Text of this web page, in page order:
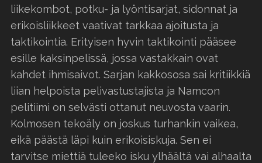
liikekombot, potku- ja lyöntisarjat, sidonnat ja
erikoisliikkeet vaativat tarkkaa ajoitusta ja
taktikointia. Erityisen hyvin taktikointi pääsee
esille kaksinpelissä, jossa vastakkain ovat
kahdet ihmisaivot. Sarjan kakkososa sai kritiikkiä
liian helpoista pelivastustajista ja Namcon
pelitiimi on selvästi ottanut neuvosta vaarin.
Kolmosen tekoäly on joskus turhankin vaikea,
eikä päästä läpi kuin erikoisiskuja. Sen ei
tarvitse miettiä tuleeko isku ylhäältä vai alhaalta